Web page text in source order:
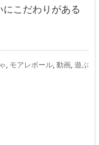
こだわりがある
, モアレボール,動画,遊ぶ